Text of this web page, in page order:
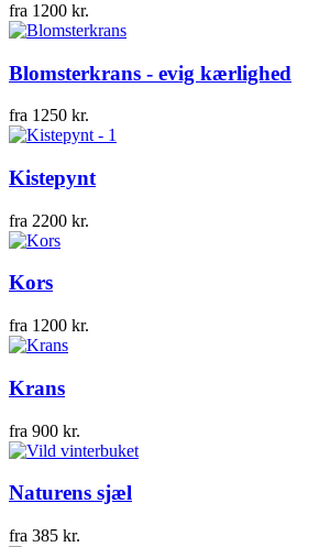
fra 1200 kr.
Blomsterkrans - evig kærlighed
fra 1250 kr.
Kistepynt
fra 2200 kr.
Kors
fra 1200 kr.
Krans
fra 900 kr.
Naturens sjæl
fra 385 kr.